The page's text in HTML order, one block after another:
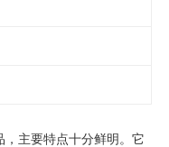
主要特点十分鲜明。它